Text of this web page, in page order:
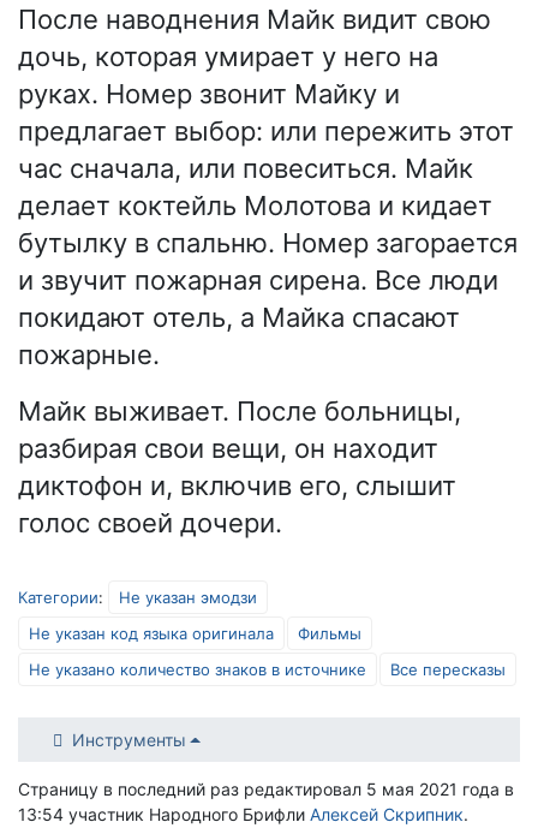
После наводнения Майк видит свою
дочь, которая умирает у него на
руках. Номер звонит Майку и
предлагает выбор: или пережить этот
час сначала, или повеситься. Майк
делает коктейль Молотова и кидает
бутылку в спальню. Номер загорается
и звучит пожарная сирена. Все люди
покидают отель, а Майка спасают
пожарные.
Майк выживает. После больницы,
разбирая свои вещи, он находит
диктофон и, включив его, слышит
голос своей дочери.
Категории:
Не указан эмодзи
Не указан код языка оригинала
Фильмы
Не указано количество знаков в источнике
Все пересказы
Инструменты
Страницу в последний раз редактировал 5 мая 2021 года в
13:54 участник Народного Брифли Алексей Скрипник.